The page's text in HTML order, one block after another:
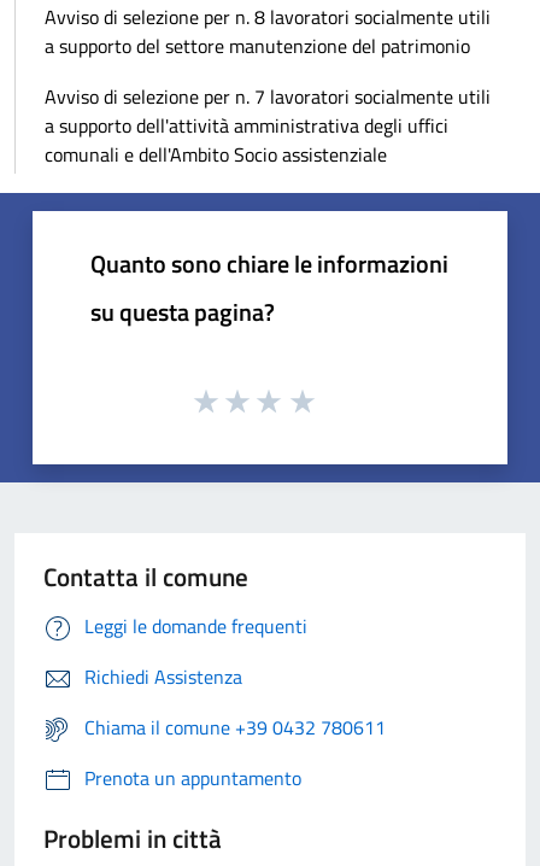
Avviso di selezione per n. 8 lavoratori socialmente utili
a supporto del settore manutenzione del patrimonio
Avviso di selezione per n. 7 lavoratori socialmente utili
a supporto dell'attività amministrativa degli uffici
comunali e dell'Ambito Socio assistenziale
Quanto sono chiare le informazioni
su questa pagina?
Contatta il comune
Leggi le domande frequenti
Richiedi Assistenza
Chiama il comune +39 0432 780611
Prenota un appuntamento
Problemi in città